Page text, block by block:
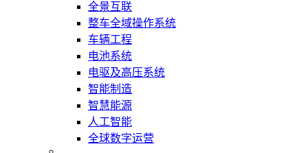
全景互联
整车全域操作系统
车辆工程
电池系统
电驱及高压系统
智能制造
智慧能源
人工智能
全球数字运营